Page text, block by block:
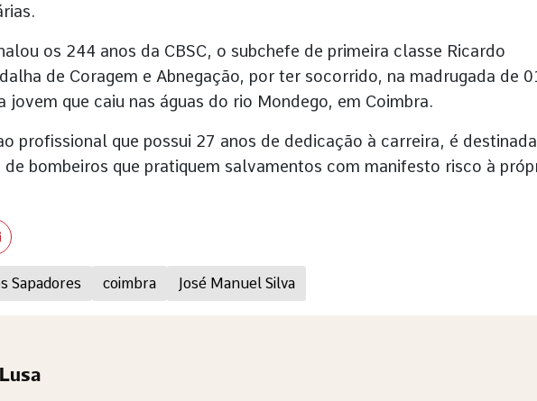
Sapadores coimbra José Manuel Silva
os 244 anos da CBSC, o subchefe de primeira classe Ricardo
de Coragem e Abnegação, por ter socorrido, na madrugada de
jovem que caiu nas águas do rio Mondego, em Coimbra.
profissional que possui 27 anos de dedicação à carreira, é
bombeiros que pratiquem salvamentos com manifesto risco à